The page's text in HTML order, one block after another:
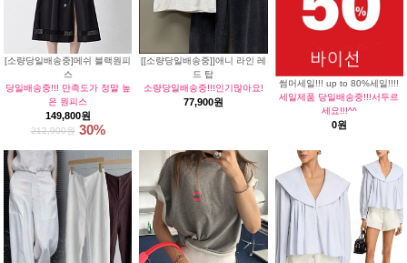
[소량당일배송중]메쉬 블랙원피
스
당일배송중!!! 만족도가 정말 높
은 원피스
149,800원
212,900원 30%
[[소량당일배송중]]애니 라인 레
드 탑
소량당일배송중!!!인기많아요!
77,900원
썸머세일!!! up to 80%세일!!!!
세일제품 당일배송중!!!서두르
세요!!!^^
0원